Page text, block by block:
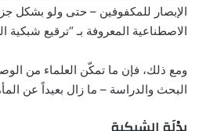
الإبصار للمكفوفين – حتى ولو بشكل
الاصطناعية المعروفة بـ “ترقيع شبكية
ومع ذلك، فإن ما تمكّن العلماء من
البحث والدراسة – ما زال بعيداً عن